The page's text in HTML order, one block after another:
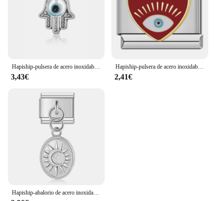
Hapiship-pulsera de acero inoxidable de 9mm para mujer, eslabones con dijes de palmas y ojos, joyería DIY, DJ593, 2023
3,43€
Hapiship-pulsera de acero inoxidable para mujer, accesorio a la moda con forma de corazón y ojos de amor, 9mm, novedad de 2024
2,41€
Hapiship-abalorio de acero inoxidable con forma de ojo, palma, flor, arcoíris, eslabones italianos, pulsera de 9mm, joyería artesanal, DJ679, 2023